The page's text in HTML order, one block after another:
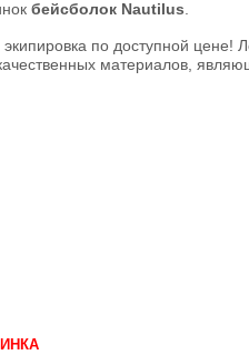
бейсболок Nautilus
по доступной цене!
материалов,